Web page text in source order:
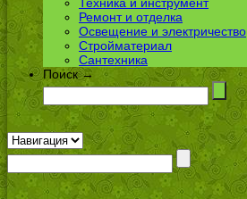
Ремонт и отделка
Освещение и электричество
Стройматериал
Сантехника
Поиск →